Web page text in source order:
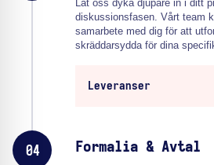
Låt oss dyka djupare in i ditt
diskussionsfasen. Vårt team
samarbete med dig för att
skräddarsydda för dina
Leveranser
04 Formalia & Avtal